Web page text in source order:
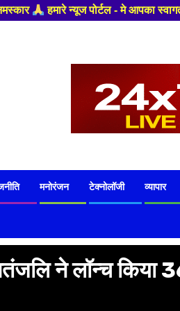
मे आपका स्वागत हैं ,यहाँ आपको हमेशा
मनोरंजन टेक्नोलॉजी व्यापार
ने लॉन्च किया